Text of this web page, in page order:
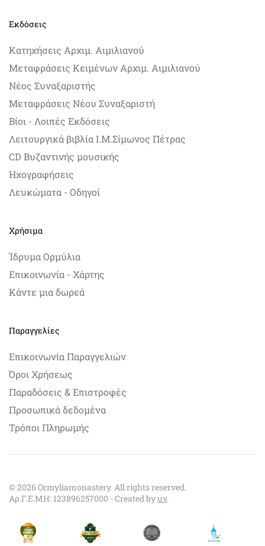
Εκδόσεις
Κατηχήσεις Αρχιμ. Αιμιλιανού
Μεταφράσεις Κειμένων Αρχιμ. Αιμιλιανού
Νέος Συναξαριστής
Μεταφράσεις Νέου Συναξαριστή
Βίοι - Λοιπές Εκδόσεις
Λειτουργικά βιβλία Ι.Μ.Σίμωνος Πέτρας
CD Βυζαντινής μουσικής
Ηχογραφήσεις
Λευκώματα - Οδηγοί
Χρήσιμα
Ίδρυμα Ορμύλια
Επικοινωνία - Χάρτης
Κάντε μια δωρεά
Παραγγελίες
Επικοινωνία Παραγγελιών
Όροι Χρήσεως
Παραδόσεις & Επιστροφές
Προσωπικά δεδομένα
Τρόποι Πληρωμής
©2026Ormyliamonastery. All rights reserved.
Αρ.Γ.Ε.ΜΗ: 123896257000 - Created byuv.